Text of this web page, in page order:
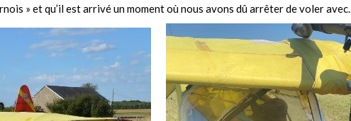
» et qu’il est arrivé un moment où nous avons dû arrêter de voler avec.